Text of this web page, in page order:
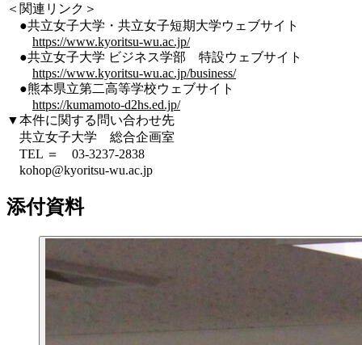
＜関連リンク＞
●共立女子大学・共立女子短期大学ウェブサイト
https://www.kyoritsu-wu.ac.jp/
●共立女子大学 ビジネス学部 特設ウェブサイト
https://www.kyoritsu-wu.ac.jp/business/
●熊本県立第二高等学校ウェブサイト
https://kumamoto-d2hs.ed.jp/
▼本件に関する問い合わせ先
共立女子大学 総合企画室
TEL ＝ 03-3237-2838
kohop@kyoritsu-wu.ac.jp
添付資料